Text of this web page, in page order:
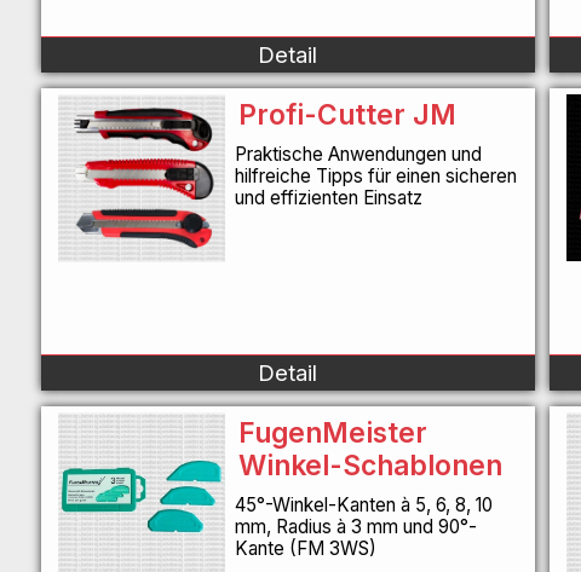
Detail
Profi-Cutter JM
Praktische Anwendungen und
hilfreiche Tipps für einen sicheren
und effizienten Einsatz
Detail
FugenMeister
Winkel-Schablonen
45°-Winkel-Kanten à 5, 6, 8, 10
mm, Radius à 3 mm und 90°-
Kante (FM 3WS)